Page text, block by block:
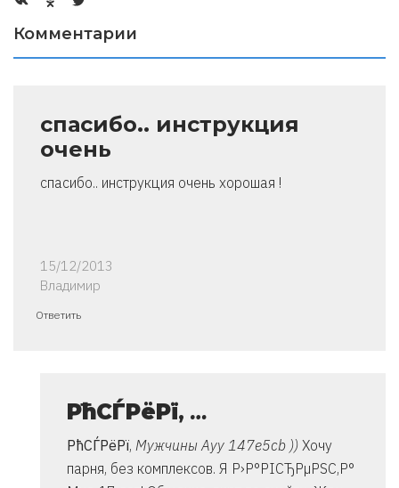
Комментарии
спасибо.. инструкция
очень
спасибо.. инструкция очень хорошая !
15/12/2013
Владимир
Ответить
РћСЃРёРї, …
РћСЃРёРї, Мужчины Ауу 147e5cb )) Хочу
парня, без комплексов. Я Р›Р°РІСЂРµРЅС‚Р°